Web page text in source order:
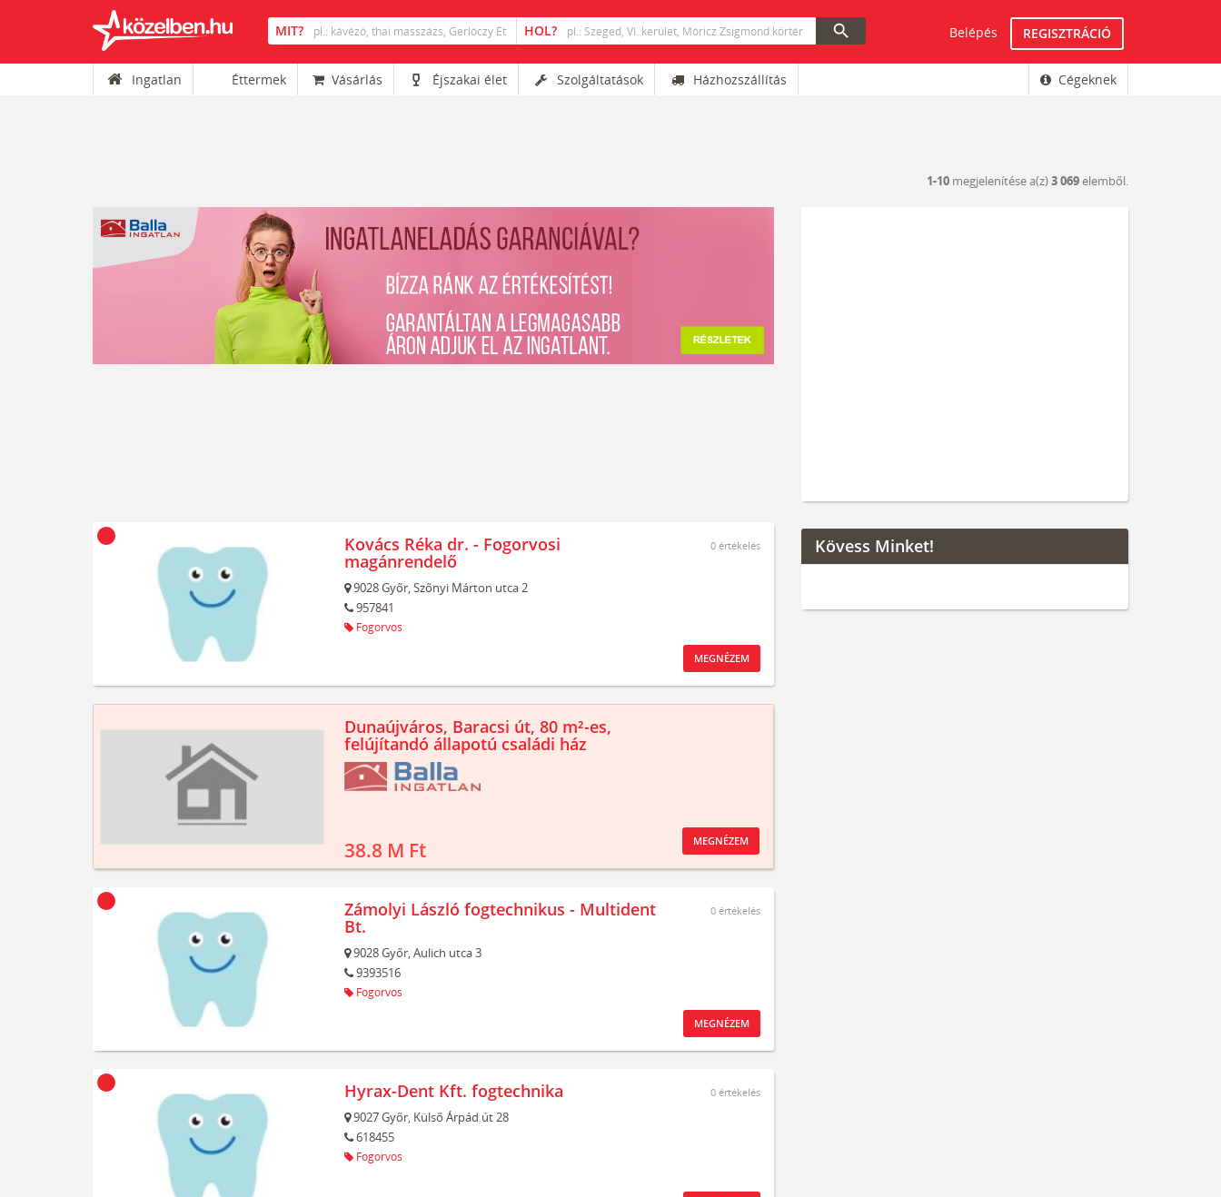
search Belépés REGISZTRÁCIÓ
Ingatlan Éttermek Vásárlás Éjszakai élet Szolgáltatások Házhozszállítás Cégeknek
1-10 megjelenítése a(z)3 069elemből.
Kovács Réka dr. - Fogorvosi
magánrendelő
9028Győr,Szőnyi Márton utca 2
957841
Fogorvos
0 értékelés
MEGNÉZEM
Dunaújváros, Baracsi út, 80 m²-es,
felújítandó állapotú családi ház
38.8 M Ft MEGNÉZEM
Zámolyi László fogtechnikus - Multident
Bt.
9028Győr,Aulich utca 3
9393516
Fogorvos
0 értékelés
MEGNÉZEM
Hyrax-Dent Kft. fogtechnika
9027Győr, Külső Árpád út 28
618455
Fogorvos
0 értékelés
Kövess Minket!